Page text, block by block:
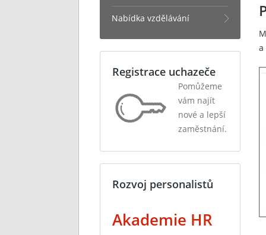
a
Nabídka vzdělávání
Registrace uchazeče
Pomůžeme
vám najít
nové a lepší
zaměstnání.
Rozvoj personalistů
Akademie HR